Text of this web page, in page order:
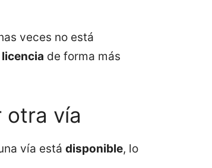
veces no está
licencia de forma más
otra vía
vía está disponible, lo